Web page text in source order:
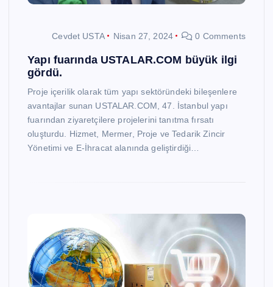
Cevdet USTA Nisan 27, 2024 0 Comments
Yapı fuarında USTALAR.COM büyük ilgi
gördü.
Proje içerilik olarak tüm yapı sektöründeki bileşenlere
avantajlar sunan USTALAR.COM, 47. İstanbul yapı
fuarından ziyaretçilere projelerini tanıtma fırsatı
oluşturdu. Hizmet, Mermer, Proje ve Tedarik Zincir
Yönetimi ve E-İhracat alanında geliştirdiği…